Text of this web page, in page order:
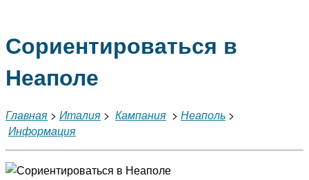
Сориентироваться в
Неаполе
Главная > Италия > Кампания > Неаполь >
Информация